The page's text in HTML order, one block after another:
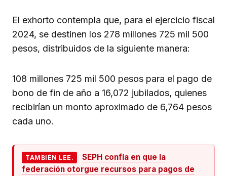
El exhorto contempla que, para el ejercicio fiscal
2024, se destinen los 278 millones 725 mil 500
pesos, distribuidos de la siguiente manera:
108 millones 725 mil 500 pesos para el pago de
bono de fin de año a 16,072 jubilados, quienes
recibirían un monto aproximado de 6,764 pesos
cada uno.
TAMBIÉN LEE.
SEPH confía en que la
federación otorgue recursos para pagos de